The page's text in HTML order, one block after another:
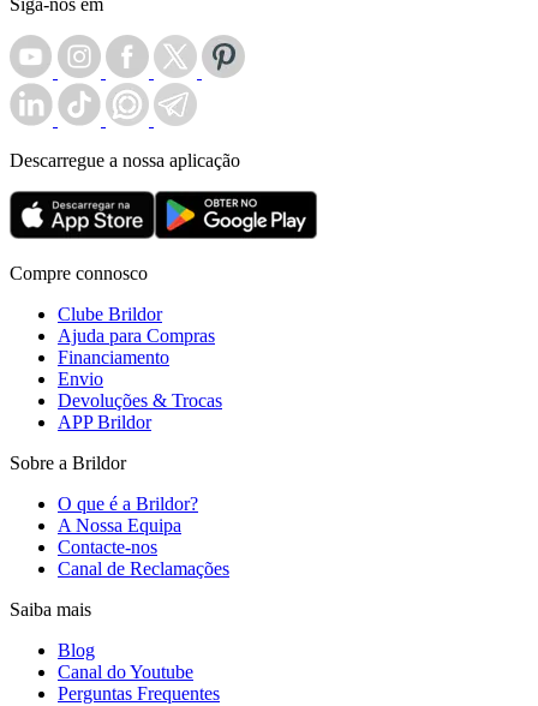
Siga-nos em
Descarregue a nossa aplicação
Compre connosco
Clube Brildor
Ajuda para Compras
Financiamento
Envio
Devoluções & Trocas
APP Brildor
Sobre a Brildor
O que é a Brildor?
A Nossa Equipa
Contacte-nos
Canal de Reclamações
Saiba mais
Blog
Canal do Youtube
Perguntas Frequentes